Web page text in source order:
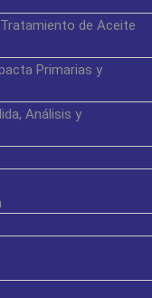
de Aceite
Primarias y
Análisis y